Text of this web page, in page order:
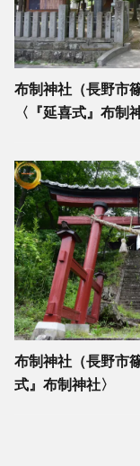
布制神社（長野市
〈『延喜式』布制
布制神社（長野市
式』布制神社〉